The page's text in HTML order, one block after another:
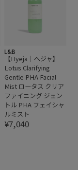
L&B
【Hyeja｜ヘジャ】
Lotus Clarifying
Gentle PHA Facial
Mist ロータス クリア
ファイニング ジェン
トル PHA フェイシャ
ルミスト
¥7,040